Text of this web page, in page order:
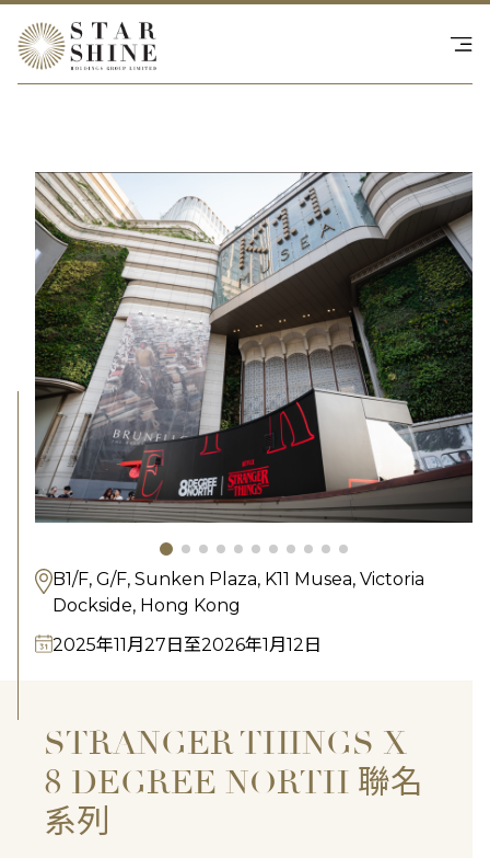
熱門動態
SHOP - NS Collective
聯繫我們
B1/F, G/F, Sunken Plaza, K11 Musea, Victoria
Dockside, Hong Kong
2025年11月27日至2026年1月12日
STRANGER THINGS X
8 DEGREE NORTH 聯名
系列